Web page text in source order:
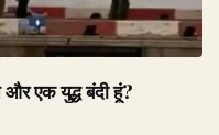
और एक युद्ध बंदी हूं?